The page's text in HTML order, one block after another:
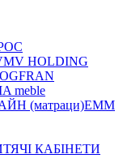
HOLDING
meble
(матраци)EMM
КАБІНЕТИ